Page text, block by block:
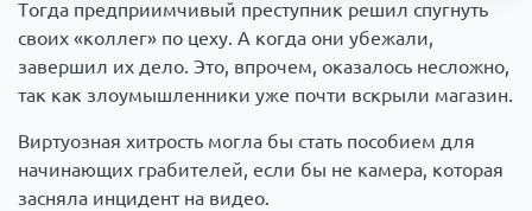
Тогда предприимчивый преступник решил спугнуть
своих «коллег» по цеху. А когда они убежали,
завершил их дело. Это, впрочем, оказалось несложно,
так как злоумышленники уже почти вскрыли магазин.
Виртуозная хитрость могла бы стать пособием для
начинающих грабителей, если бы не камера, которая
засняла инцидент на видео.